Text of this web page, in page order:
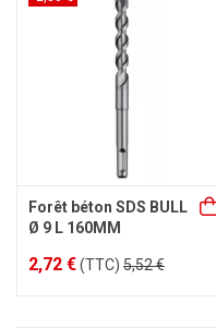
Forêt béton SDS BULL
Ø 9 L 160MM
2,72 €(TTC) 5,52 €